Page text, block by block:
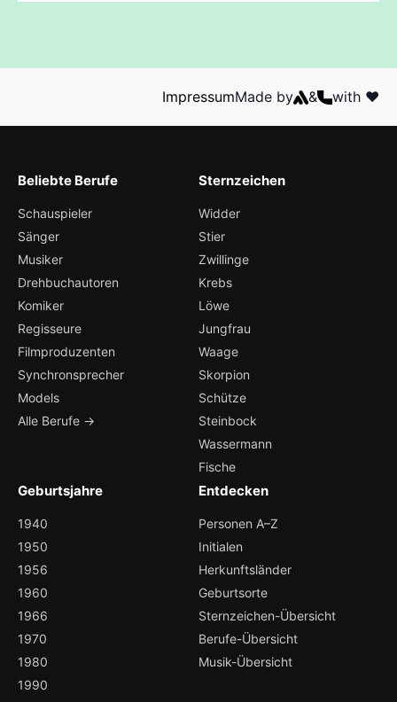
ImpressumMade by & with ❤️
Beliebte Berufe
Schauspieler
Sänger
Musiker
Drehbuchautoren
Komiker
Regisseure
Filmproduzenten
Synchronsprecher
Models
Alle Berufe →
Sternzeichen
Widder
Stier
Zwillinge
Krebs
Löwe
Jungfrau
Waage
Skorpion
Schütze
Steinbock
Wassermann
Fische
Geburtsjahre
1940
1950
1956
1960
1966
1970
1980
1990
Entdecken
Personen A–Z
Initialen
Herkunftsländer
Geburtsorte
Sternzeichen-Übersicht
Berufe-Übersicht
Musik-Übersicht